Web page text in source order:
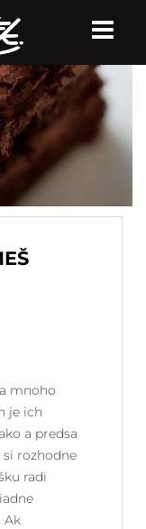
mnoho
je ich
a predsa
si rozhodne
radi
Ak